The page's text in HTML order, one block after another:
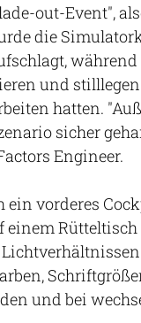
out-Event",
die
während
und
hatten.
sicher
Engineer.
vorderes
einem
und bei